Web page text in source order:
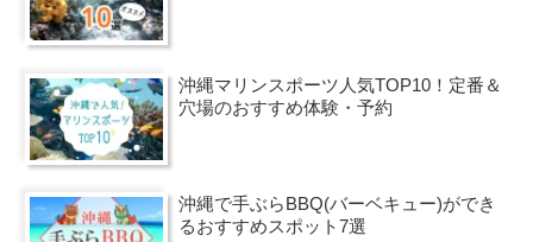
沖縄マリンスポーツ人気TOP10！定番＆
穴場のおすすめ体験・予約
沖縄で手ぶらBBQ(バーベキュー)ができ
るおすすめスポット7選